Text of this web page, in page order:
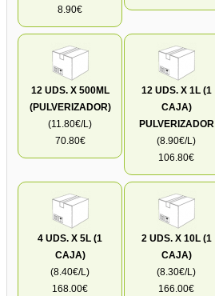
8.90€
12 UDS. X 500ML
(PULVERIZADOR)
(11.80€/L)
70.80€
12 UDS. X 1L (1
CAJA)
PULVERIZADOR
(8.90€/L)
106.80€
4 UDS. X 5L (1
CAJA)
(8.40€/L)
168.00€
2 UDS. X 10L (1
CAJA)
(8.30€/L)
166.00€